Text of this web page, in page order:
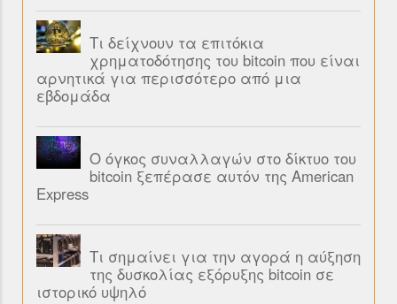
Τι δείχνουν τα επιτόκια
χρηματοδότησης του bitcoin που είναι
αρνητικά για περισσότερο από μια
εβδομάδα
Ο όγκος συναλλαγών στο δίκτυο του
bitcoin ξεπέρασε αυτόν της American
Express
Τι σημαίνει για την αγορά η αύξηση
της δυσκολίας εξόρυξης bitcoin σε
ιστορικό υψηλό